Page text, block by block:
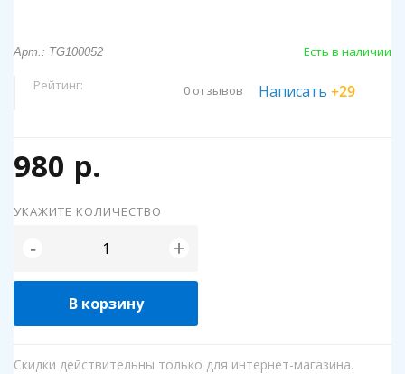
Арт.: TG100052 Есть в наличии
Рейтинг: 0 отзывов Написать +29
980 р.
УКАЖИТЕ КОЛИЧЕСТВО
- +
В корзину
Скидки действительны только для интернет-магазина.